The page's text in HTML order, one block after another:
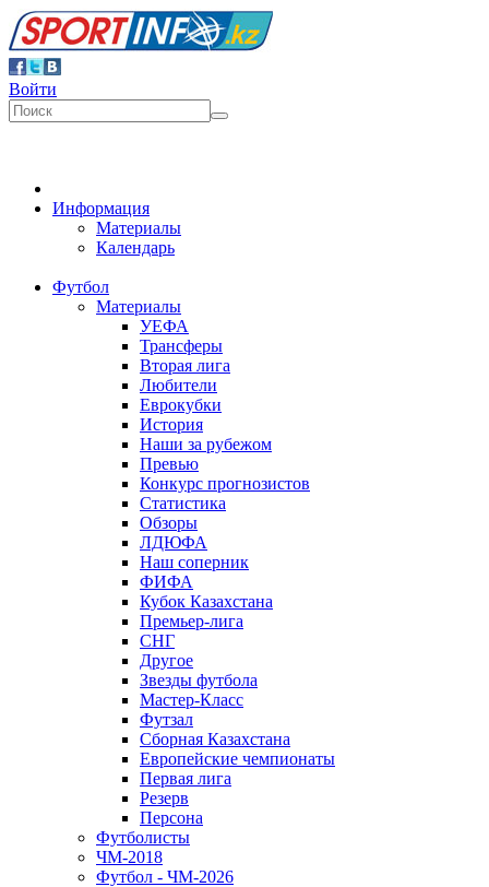
Войти
Информация
Материалы
Календарь
Футбол
Материалы
УЕФА
Трансферы
Вторая лига
Любители
Еврокубки
История
Наши за рубежом
Превью
Конкурс прогнозистов
Статистика
Обзоры
ЛДЮФА
Наш соперник
ФИФА
Кубок Казахстана
Премьер-лига
СНГ
Другое
Звезды футбола
Мастер-Класс
Футзал
Сборная Казахстана
Европейские чемпионаты
Первая лига
Резерв
Персона
Футболисты
ЧМ-2018
Футбол - ЧМ-2026